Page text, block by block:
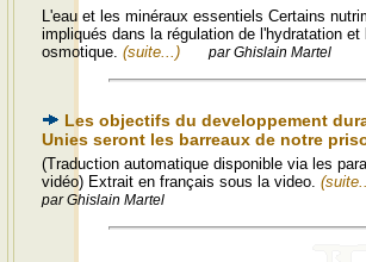
L'eau et les minéraux essentiels Certains
impliqués dans la régulation de l'hydratation et
osmotique. (suite...) par Ghislain Martel
Les objectifs du developpement
Unies seront les barreaux de notre
(Traduction automatique disponible via les
vidéo) Extrait en français sous la video.
par Ghislain Martel